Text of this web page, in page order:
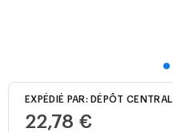
EXPÉDIÉ PAR: DÉPÔT CENTRAL
22,78 €